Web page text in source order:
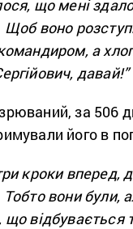
що мені
Щоб воно
а
давай!”
за 506
його в
кроки вперед,
вони були,
відбувається